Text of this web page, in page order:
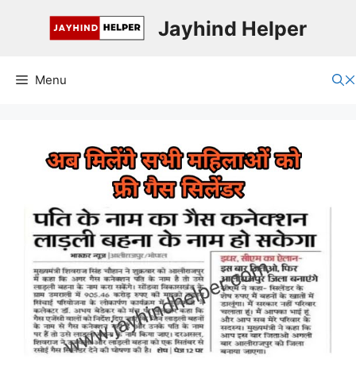
Jayhind Helper
Menu